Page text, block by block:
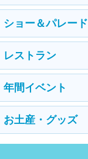
ショー＆パレード
レストラン
年間イベント
お土産・グッズ